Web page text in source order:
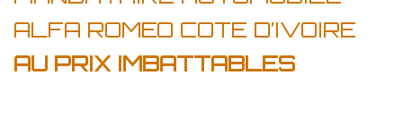
ALFA ROMEO COTE D’IVOIRE
AU PRIX IMBATTABLES